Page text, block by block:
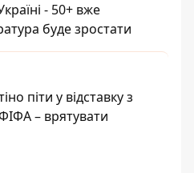
- 50+ вже
буде зростати
піти у відставку з
– врятувати